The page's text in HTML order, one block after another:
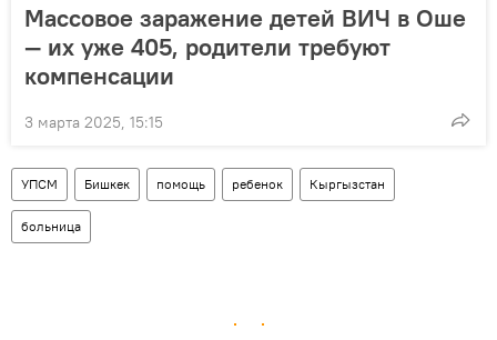
Массовое заражение детей ВИЧ в Оше
— их уже 405, родители требуют
компенсации
3 марта 2025, 15:15
УПСМ Бишкек помощь ребенок Кыргызстан
больница